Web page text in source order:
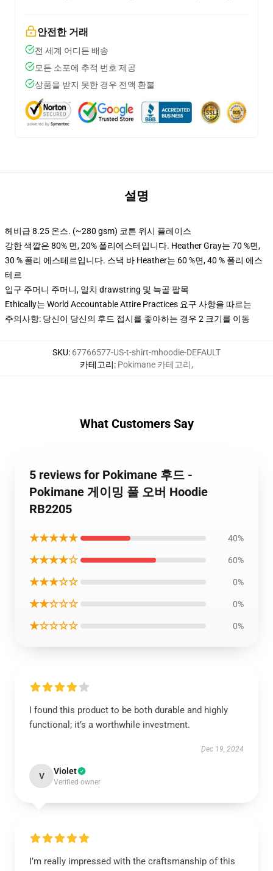
안전한 거래
전 세계 어디든 배송
모든 소포에 추적 번호 제공
상품을 받지 못한 경우 전액 환불
설명
헤비급 8.25 온스. (~280 gsm) 코튼 위시 플레이스
강한 색깔은 80% 면, 20% 폴리에스테입니다. Heather Gray는 70 %면,
30 % 폴리 에스테르입니다. 스낵 바 Heather는 60 %면, 40 % 폴리 에스
테르
입구 주머니 주머니, 일치 drawstring 및 늑골 팔목
Ethically는 World Accountable Attire Practices 요구 사항을 따르는
주의사항: 당신이 당신의 후드 접시를 좋아하는 경우 2 크기를 이동
SKU: 67766577-US-t-shirt-mhoodie-DEFAULT
카테고리: Pokimane 카테고리,
What Customers Say
5 reviews for Pokimane 후드 -
Pokimane 게이밍 풀 오버 Hoodie
RB2205
★★★★★ 40%
★★★★☆ 60%
★★★☆☆ 0%
★★☆☆☆ 0%
★☆☆☆☆ 0%
I found this product to be both durable and highly
functional; it’s a worthwhile investment.
Dec 19, 2024
V Violet
Verified owner
I’m really impressed with the craftsmanship of this